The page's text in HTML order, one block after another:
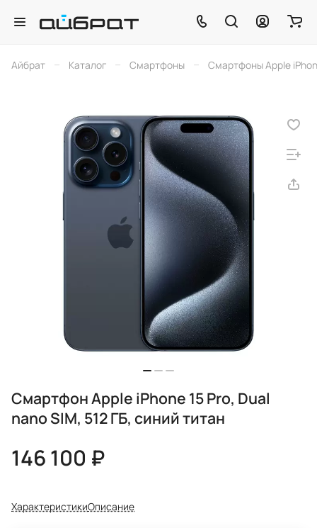
Айбрат – Каталог – Смартфоны – Смартфоны Apple
Смартфон Apple iPhone 15 Pro, Dual
nano SIM, 512 ГБ, синий титан
146 100 ₽
ХарактеристикиОписание